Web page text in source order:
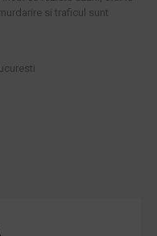
si traficul sunt